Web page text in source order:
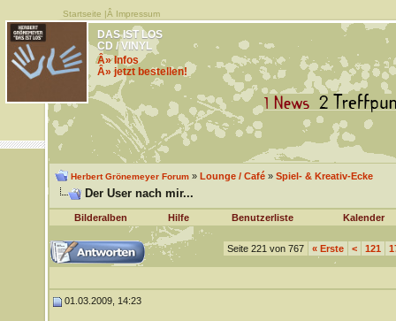
Startseite |Â Impressum
DAS IST LOS
CD / VINYL
Â» Infos
Â» jetzt bestellen!
Herbert Grönemeyer Forum» Lounge / Café» Spiel- & Kreativ-Ecke
Der User nach mir...
Bilderalben Hilfe Benutzerliste Kalender
Seite 221 von 767 «Erste < 121
01.03.2009, 14:23